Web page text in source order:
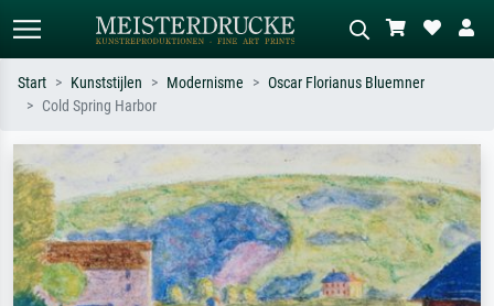
Zoek op kunstenaar, titel of stijl – bijv.
Monet, Sterrennacht, impressionisme,
Hokusai-golf, naakt.
Beschrijf de scène – bijv. groene
weide, abstract met veel rood, donker
olieverfschilderij, staand naakt naast
een boom.
Start Kunststijlen Modernisme
Oscar Florianus Bluemner
Cold Spring Harbor